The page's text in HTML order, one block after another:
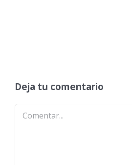
Deja tu comentario
Comentar